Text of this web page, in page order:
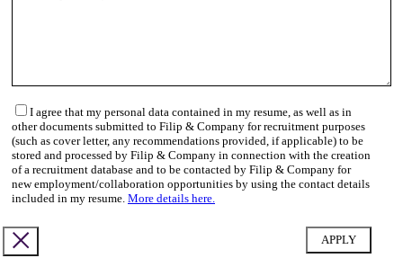
I agree that my personal data contained in my resume, as well as in
other documents submitted to Filip & Company for recruitment purposes
(such as cover letter, any recommendations provided, if applicable) to be
stored and processed by Filip & Company in connection with the creation
of a recruitment database and to be contacted by Filip & Company for
new employment/collaboration opportunities by using the contact details
included in my resume. More details here.